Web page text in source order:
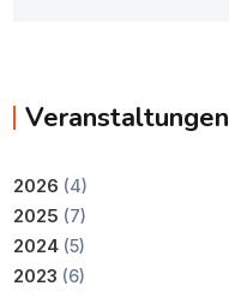
Veranstaltungen
2026 (4)
2025 (7)
2024 (5)
2023 (6)